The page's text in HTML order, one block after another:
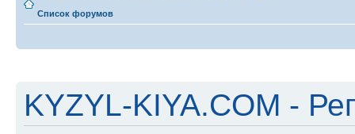
Список форумов
KYZYL-KIYA.COM -